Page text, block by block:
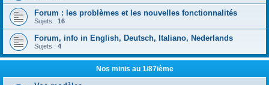
Forum : les problèmes et les nouvelles fonctionnalités
Sujets : 16
Forum, info in English, Deutsch, Italiano, Nederlands
Sujets : 4
Nos minis au 1/87ième